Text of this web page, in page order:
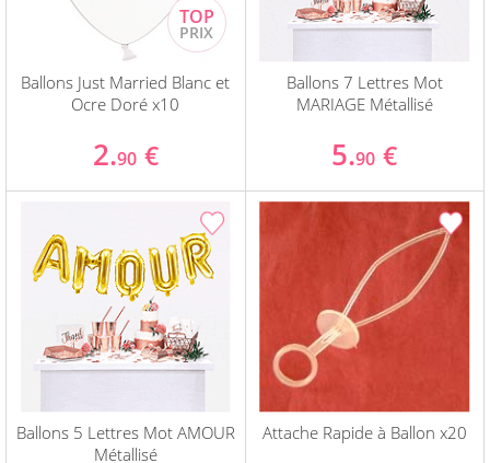
Ballons Just Married Blanc et
Ocre Doré x10
2.90 €
Ballons 7 Lettres Mot
MARIAGE Métallisé
5.90 €
Ballons 5 Lettres Mot AMOUR
Métallisé
Attache Rapide à Ballon x20